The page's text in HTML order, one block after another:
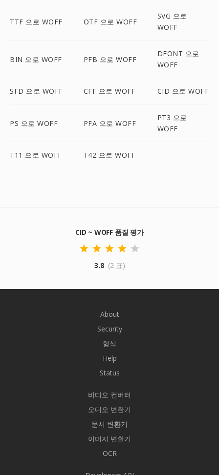
TTF 으로 WOFF OTF 으로 WOFF
SVG 으로
WOFF
BIN 으로 WOFF PFB 으로 WOFF
DFONT 으로
WOFF
SFD 으로 WOFF CFF 으로 WOFF CID 으로 WOFF
PS 으로 WOFF PFA 으로 WOFF
PT3 으로
WOFF
T11 으로 WOFF T42 으로 WOFF
CID ~ WOFF 품질 평가
3.8 (2 표)
About
Security
형식
Help
Status
비디오 컨버터
오디오 변환기
문서 변환기
이미지 변환기
OCR